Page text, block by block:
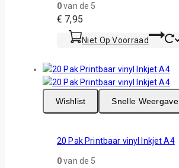
0van de 5
€ 7,95
Niet Op Voorraad
Wishlist Snelle Weergave
20 Pak Printbaar vinyl Inkjet A4
0van de 5